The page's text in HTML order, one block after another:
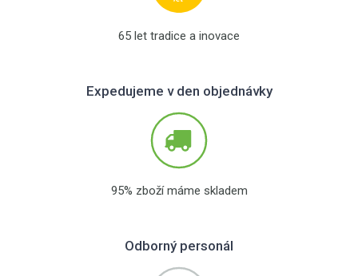
65 let tradice a inovace
Expedujeme v den objednávky
95% zboží máme skladem
Odborný personál